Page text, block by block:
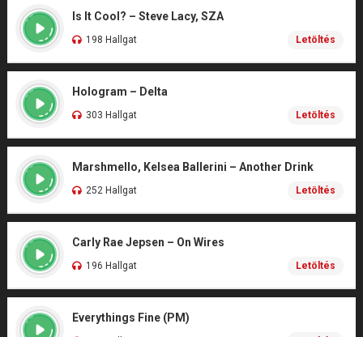
Is It Cool? – Steve Lacy, SZA
198 Hallgat Letöltés
Hologram – Delta
303 Hallgat Letöltés
Marshmello, Kelsea Ballerini – Another Drink
252 Hallgat Letöltés
Carly Rae Jepsen – On Wires
196 Hallgat Letöltés
Everythings Fine (PM)